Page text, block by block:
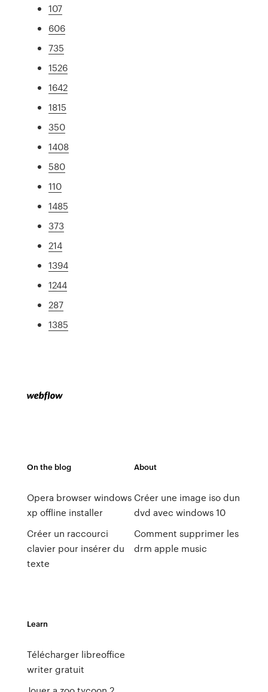
107
606
735
1526
1642
1815
350
1408
580
110
1485
373
214
1394
1244
287
1385
On the blog
Opera browser windows
xp offline installer
Créer un raccourci
clavier pour insérer du
texte
About
Créer une image iso dun
dvd avec windows 10
Comment supprimer les
drm apple music
Learn
Télécharger libreoffice
writer gratuit